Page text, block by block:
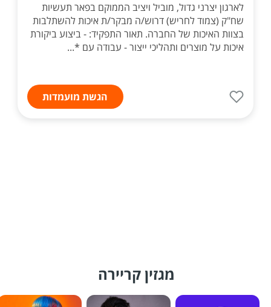
לארגון יצרני גדול, מוביל ויציב הממוקם בפאר תעשיות
שח"ק (צמוד לחריש) דרוש/ה מבקר/ת איכות להשתלבות
בצוות האיכות של החברה. תאור התפקיד: - ביצוע ביקורת
איכות על מוצרים ותהליכי ייצור - עבודה עם *...
הגשת מועמדות
מגזין קריירה